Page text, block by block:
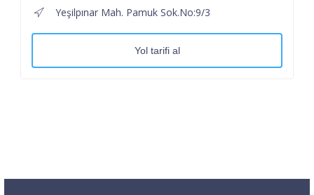
Yeşilpınar Mah. Pamuk Sok.No:9/3
Yol tarifi al